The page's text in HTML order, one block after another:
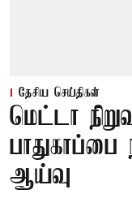
தேசிய செய்திகள்
மெட்டா
பாதுகாப்பை
ஆய்வு